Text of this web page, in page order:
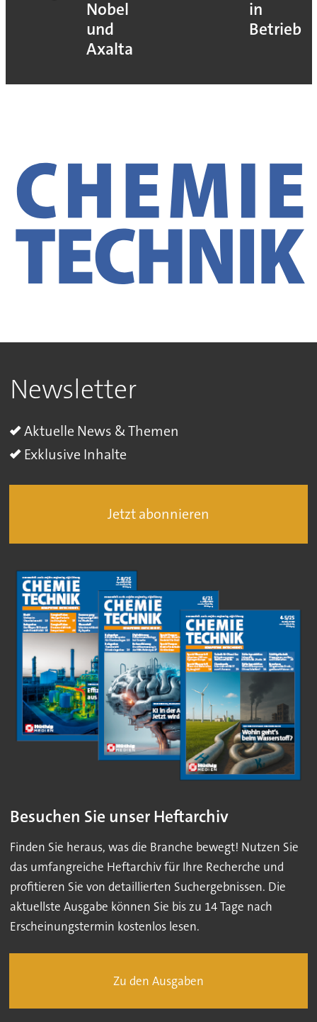
Nobel
und
Axalta
in
Betrieb
Newsletter
Aktuelle News & Themen
Exklusive Inhalte
Jetzt abonnieren
Besuchen Sie unser Heftarchiv
Finden Sie heraus, was die Branche bewegt! Nutzen Sie
das umfangreiche Heftarchiv für Ihre Recherche und
profitieren Sie von detaillierten Suchergebnissen. Die
aktuellste Ausgabe können Sie bis zu 14 Tage nach
Erscheinungstermin kostenlos lesen.
Zu den Ausgaben